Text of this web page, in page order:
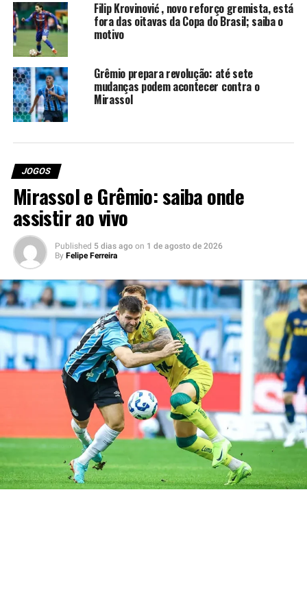
Cafu, Clayson (Wellington Silva) e Deyverson.Técnico:
António Oliveira.
Quem apita Grêmio x Cuiabá
Yuri Elino Ferreira da Cruz, auxiliado por Rodrigo
Figueiredo Henrique Correa (Fifa-RJ) e Lilian da Silva
Muniz dos Santos (Fifa-SP).
Onde assistir Grêmio x Cuiabá
Os torcedores que não forem ao estádio poderão assistir
à partida pelo canal Premiere que anuncia a transmissão
ao vivo.
Como chegam as equipes para o
confronto
Grêmio
O Grêmio é o terceiro colocado com 36 pontos, a equipe
de Renato Portaluppi vem de vitória sobre o Cruzeiro
por 3 a 0. O Tricolor Gaúcho terá o retorno do lateral
Reinaldo, que cumpriu suspensão na rodada anterior.
Por outro lado, Gabriel Grando e Cuiabano receberam o
terceiro amarelo e estão impedidos de jogar. O zagueiro
Pedro Geromel sofreu nova lesão e volta a desfalcar a
equipe.
Filip Krovinović , novo reforço gremista, está
fora das oitavas da Copa do Brasil; saiba o
motivo
Grêmio prepara revolução: até sete
mudanças podem acontecer contra o
Mirassol
JOGOS
Mirassol e Grêmio: saiba onde
assistir ao vivo
Published 5 dias ago on 1 de agosto de 2026
By Felipe Ferreira